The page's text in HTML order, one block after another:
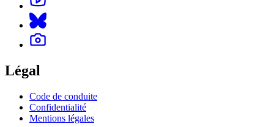
Légal
Code de conduite
Confidentialité
Mentions légales